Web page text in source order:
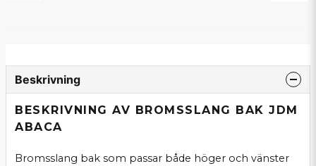
Beskrivning
BESKRIVNING AV BROMSSLANG BAK JDM
ABACA
Bromsslang bak som passar både höger och vänster